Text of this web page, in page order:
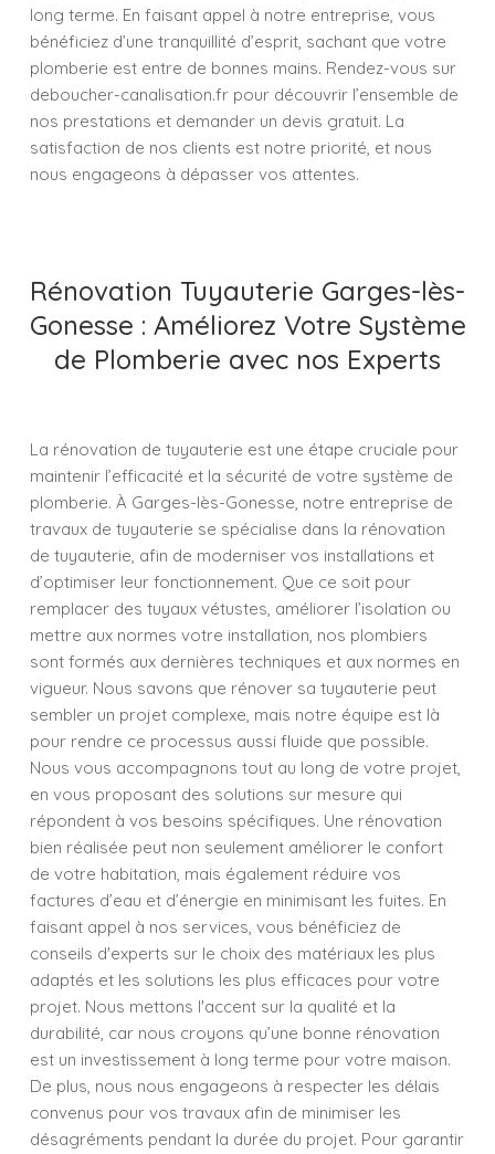
long terme. En faisant appel à notre entreprise, vous
bénéficiez d’une tranquillité d’esprit, sachant que votre
plomberie est entre de bonnes mains. Rendez-vous sur
deboucher-canalisation.fr pour découvrir l’ensemble de
nos prestations et demander un devis gratuit. La
satisfaction de nos clients est notre priorité, et nous
nous engageons à dépasser vos attentes.
Rénovation Tuyauterie Garges-lès-
Gonesse : Améliorez Votre Système
de Plomberie avec nos Experts
La rénovation de tuyauterie est une étape cruciale pour
maintenir l’efficacité et la sécurité de votre système de
plomberie. À Garges-lès-Gonesse, notre entreprise de
travaux de tuyauterie se spécialise dans la rénovation
de tuyauterie, afin de moderniser vos installations et
d’optimiser leur fonctionnement. Que ce soit pour
remplacer des tuyaux vétustes, améliorer l’isolation ou
mettre aux normes votre installation, nos plombiers
sont formés aux dernières techniques et aux normes en
vigueur. Nous savons que rénover sa tuyauterie peut
sembler un projet complexe, mais notre équipe est là
pour rendre ce processus aussi fluide que possible.
Nous vous accompagnons tout au long de votre projet,
en vous proposant des solutions sur mesure qui
répondent à vos besoins spécifiques. Une rénovation
bien réalisée peut non seulement améliorer le confort
de votre habitation, mais également réduire vos
factures d’eau et d’énergie en minimisant les fuites. En
faisant appel à nos services, vous bénéficiez de
conseils d'experts sur le choix des matériaux les plus
adaptés et les solutions les plus efficaces pour votre
projet. Nous mettons l'accent sur la qualité et la
durabilité, car nous croyons qu’une bonne rénovation
est un investissement à long terme pour votre maison.
De plus, nous nous engageons à respecter les délais
convenus pour vos travaux afin de minimiser les
désagréments pendant la durée du projet. Pour garantir